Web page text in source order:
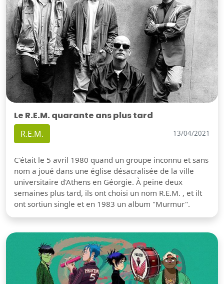
Le R.E.M. quarante ans plus tard
R.E.M. 13/04/2021
C'était le 5 avril 1980 quand un groupe inconnu et sans
nom a joué dans une église désacralisée de la ville
universitaire d'Athens en Géorgie. À peine deux
semaines plus tard, ils ont choisi un nom R.E.M. , et ilt
ont sortiun single et en 1983 un album "Murmur".